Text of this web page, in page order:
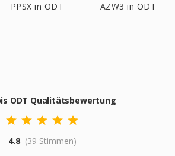
PPSX in ODT AZW3 in ODT
ODT Qualitätsbewertung
4.8 (39 Stimmen)